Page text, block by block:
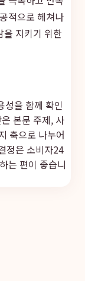
적으로 헤쳐나
을 지키기 위한
성을 함께 확인
본문 주제, 사
축으로 나누어
정은 소비자24
는 편이 좋습니